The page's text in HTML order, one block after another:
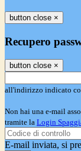
button close ×
Recupero
button close ×
all'indirizzo indicato
Non hai una e-mail
tramite la Login
E-mail inviata, si